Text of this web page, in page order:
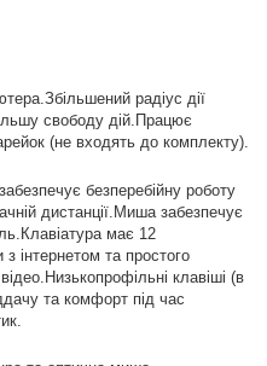
радіус дії
свободу дій.Працює
(не входять до комплекту).
безперебійну роботу
дистанції.Миша забезпечує
має 12
інтернетом та простого
клавіші (в
та комфорт під час